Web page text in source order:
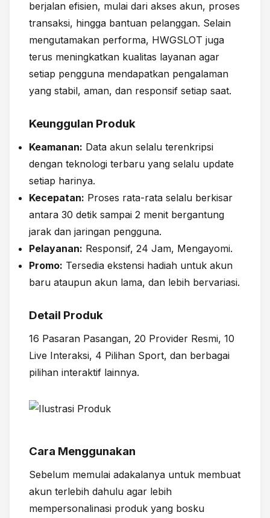
berjalan efisien, mulai dari akses akun, proses
transaksi, hingga bantuan pelanggan. Selain
mengutamakan performa, HWGSLOT juga
terus meningkatkan kualitas layanan agar
setiap pengguna mendapatkan pengalaman
yang stabil, aman, dan responsif setiap saat.
Keunggulan Produk
Keamanan: Data akun selalu terenkripsi
dengan teknologi terbaru yang selalu update
setiap harinya.
Kecepatan: Proses rata-rata selalu berkisar
antara 30 detik sampai 2 menit bergantung
jarak dan jaringan pengguna.
Pelayanan: Responsif, 24 Jam, Mengayomi.
Promo: Tersedia ekstensi hadiah untuk akun
baru ataupun akun lama, dan lebih bervariasi.
Detail Produk
16 Pasaran Pasangan, 20 Provider Resmi, 10
Live Interaksi, 4 Pilihan Sport, dan berbagai
pilihan interaktif lainnya.
Cara Menggunakan
Sebelum memulai adakalanya untuk membuat
akun terlebih dahulu agar lebih
mempersonalinasi produk yang bosku